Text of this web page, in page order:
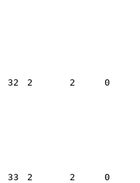
32 2 2 0
33 2 2 0